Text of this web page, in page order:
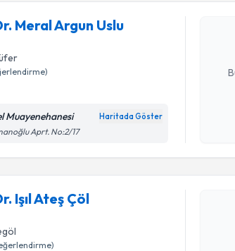
Meral Argun Uslu
Muayenehanesi Haritada Göster
Aprt. No:2/17
Işıl Ateş Çöl
Randevu